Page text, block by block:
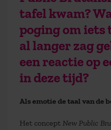
tafel kwam?
poging om iets
al langer zag
een reactie op
in deze tijd?
Als emotie de taal van de
Het concept New Public